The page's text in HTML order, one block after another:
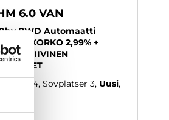
6.0 VAN
RWD Automaatti
KORKO 2,99% +
Reg. 4, Sovplatser 3 Uusi